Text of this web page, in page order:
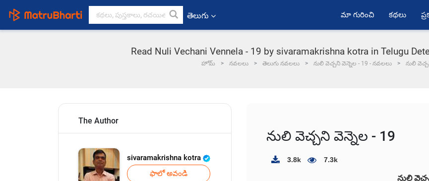
తెలుగు మా గురించి కథలు
Read Nuli Vechani Vennela - 19 by sivaramakrishna kotra in Telugu
హోమ్ నవలలు తెలుగు నవలలు నులి వెచ్చని వెన్నెల - 19 - నవలలు నులి
The Author
sivaramakrishna kotra
ఫాలో అవండి
నులి వెచ్చని వెన్నెల - 19
3.8k 7.3k